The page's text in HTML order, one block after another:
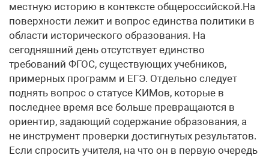
местную историю в контексте общероссийской.На
поверхности лежит и вопрос единства политики в
области исторического образования. На
сегодняшний день отсутствует единство
требований ФГОС, существующих учебников,
примерных программ и ЕГЭ. Отдельно следует
поднять вопрос о статусе КИМов, которые в
последнее время все больше превращаются в
ориентир, задающий содержание образования, а
не инструмент проверки достигнутых результатов.
Если спросить учителя, на что он в первую очередь